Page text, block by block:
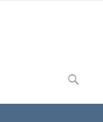
to
content
Suchen
nach: